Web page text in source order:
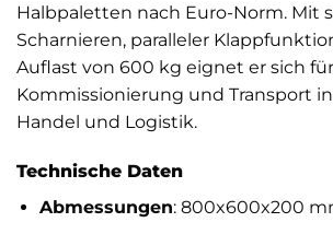
Halbpaletten nach Euro-Norm. Mit
Scharnieren, paralleler
Auflast von 600 kg eignet er sich
Kommissionierung und Transport
Handel und Logistik.
Technische Daten
Abmessungen: 800x600x200